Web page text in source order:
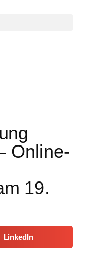
Online-
19.
LinkedIn